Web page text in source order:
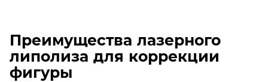
Преимущества лазерного
липолиза для коррекции
фигуры